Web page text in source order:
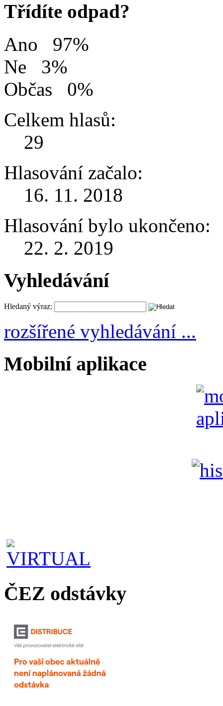
Třídíte odpad?
Ano
97%
Ne
3%
Občas
0%
Celkem hlasů:
29
Hlasování začalo:
16. 11. 2018
Hlasování bylo ukončeno:
22. 2. 2019
Vyhledávání
Hledaný výraz:
rozšířené vyhledávání ...
Mobilní aplikace
ČEZ odstávky